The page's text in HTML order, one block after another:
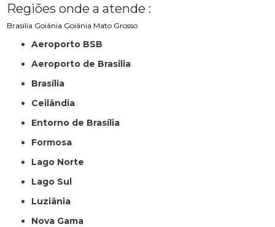
Regiões onde a atende :
Brasília Goiânia Goiânia Mato Grosso
Aeroporto BSB
Aeroporto de Brasilia
Brasília
Ceilândia
Entorno de Brasília
Formosa
Lago Norte
Lago Sul
Luziânia
Nova Gama